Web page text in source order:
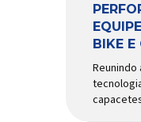
BIKE E
Reunindo